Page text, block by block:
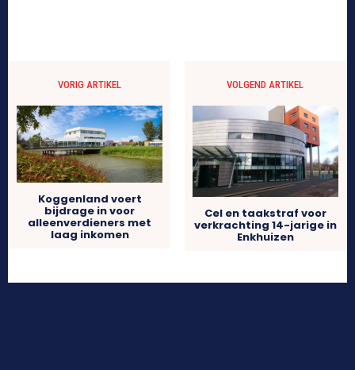
VORIG ARTIKEL
Koggenland voert
bijdrage in voor
alleenverdieners met
laag inkomen
VOLGEND ARTIKEL
Cel en taakstraf voor
verkrachting 14-jarige in
Enkhuizen